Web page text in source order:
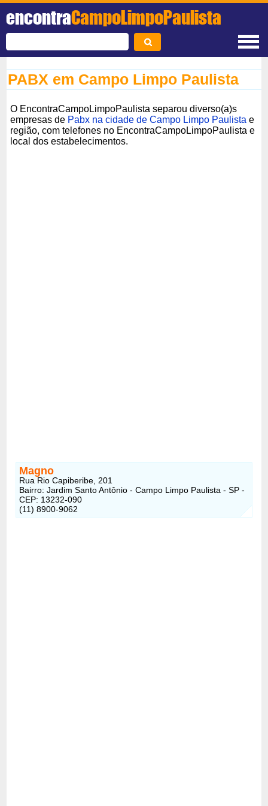
encontraCampoLimpoPaulista
PABX em Campo Limpo Paulista
O EncontraCampoLimpoPaulista separou diverso(a)s
empresas de Pabx na cidade de Campo Limpo Paulista e
região, com telefones no EncontraCampoLimpoPaulista e
local dos estabelecimentos.
Magno
Rua Rio Capiberibe, 201
Bairro: Jardim Santo Antônio - Campo Limpo Paulista - SP -
CEP: 13232-090
(11) 8900-9062